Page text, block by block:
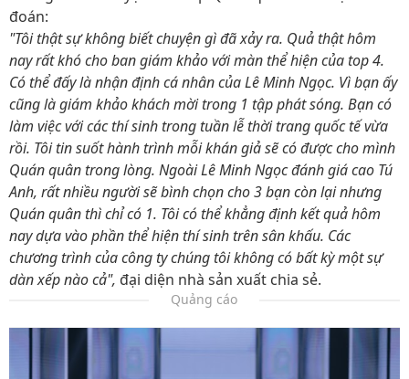
đoán:
"Tôi thật sự không biết chuyện gì đã xảy ra. Quả thật hôm
nay rất khó cho ban giám khảo với màn thể hiện của top 4.
Có thể đấy là nhận định cá nhân của Lê Minh Ngọc. Vì bạn ấy
cũng là giám khảo khách mời trong 1 tập phát sóng. Bạn có
làm việc với các thí sinh trong tuần lễ thời trang quốc tế vừa
rồi. Tôi tin suốt hành trình mỗi khán giả sẽ có được cho mình
Quán quân trong lòng. Ngoài Lê Minh Ngọc đánh giá cao Tú
Anh, rất nhiều người sẽ bình chọn cho 3 bạn còn lại nhưng
Quán quân thì chỉ có 1. Tôi có thể khẳng định kết quả hôm
nay dựa vào phần thể hiện thí sinh trên sân khấu. Các
chương trình của công ty chúng tôi không có bất kỳ một sự
dàn xếp nào cả", đại diện nhà sản xuất chia sẻ.
Quảng cáo